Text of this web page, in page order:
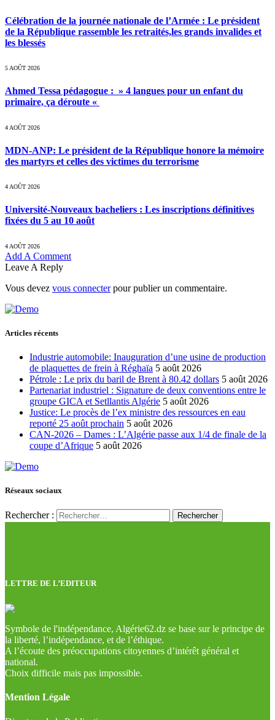
Célébration de la journée nationale de l’Armée : Le président
de la République rassemble les retraités,les grands invalides et
les blessés
5 AOÛT 2026
Ahmed Tessa pédagogue : » 4 langues pour un enfant du
primaire, ça déroute «
4 AOÛT 2026
MDN-ANP: Le président de la République honore la mémoire
des martyrs et celles des victimes du terrorisme
4 AOÛT 2026
Université-Nouveaux bacheliers : Les inscriptions définitives
fixées du 5 au 10 août
4 AOÛT 2026
Add A Comment
Leave A Reply
Vous devez vous connecterpour publier un commentaire.
Articles récents
Industrie automobile: Inauguration d’une usine de production
de plaquettes de frein à Réghaïa 5 août 2026
Pétrole : Le prix du baril de Brent à 80.42 dollars 5 août 2026
Partenariat industriel : Signature de deux conventions entre le
groupe GICA et Setllantis Algérie 5 août 2026
Justice: Le procès de l’ex ministre des ressources en eau
reporté 25 août prochain 5 août 2026
CAN-2026 – Dames : L’Algérie passe aux 1/4 de finale de la
coupe d’Afrique 5 août 2026
Réseaux sociaux
Rechercher :
LETTRE DE L’EDITEUR
Symbole de l'indépendance, Algérie62.dz se base sur le principe de
la liberté, l’indépendance, et de l’éthique.
A l’écoute des préoccupations citoyennes d’intérêt général et
national.
Choix difficile mais pas impossible.
Mention Légale